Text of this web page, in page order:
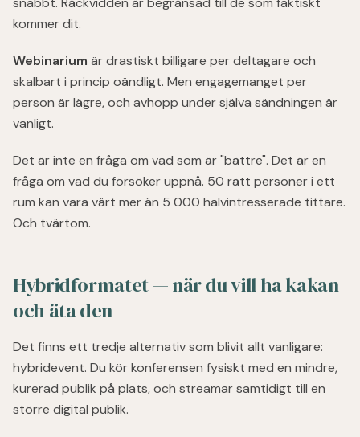
kommer dit.
Webinarium är drastiskt billigare per deltagare och
skalbart i princip oändligt. Men engagemanget per
person är lägre, och avhopp under själva sändningen är
vanligt.
Det är inte en fråga om vad som är "bättre". Det är en
fråga om vad du försöker uppnå. 50 rätt personer i ett
rum kan vara värt mer än 5 000 halvintresserade tittare.
Och tvärtom.
Hybridformatet — när du vill ha kakan
och äta den
Det finns ett tredje alternativ som blivit allt vanligare:
hybridevent. Du kör konferensen fysiskt med en mindre,
kurerad publik på plats, och streamar samtidigt till en
större digital publik.